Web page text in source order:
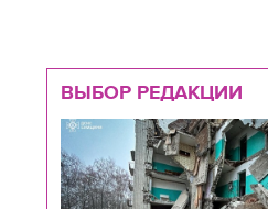
ВЫБОР РЕДАКЦИИ